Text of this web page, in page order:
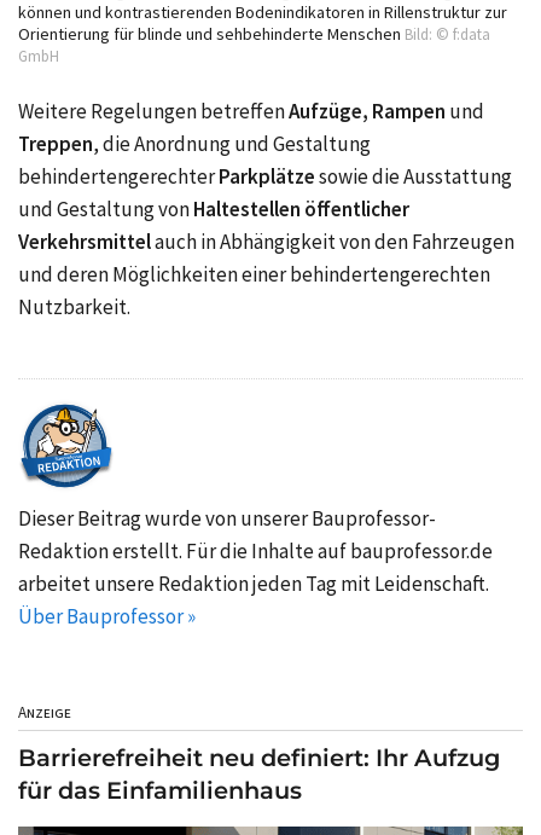
können und kontrastierenden Bodenindikatoren in Rillenstruktur zur
Orientierung für blinde und sehbehinderte Menschen Bild: © f:data
GmbH
Weitere Regelungen betreffenAufzüge, Rampen und
Treppen, die Anordnung und Gestaltung
behindertengerechterParkplätzesowie die Ausstattung
und Gestaltung vonHaltestellen öffentlicher
Verkehrsmittelauch in Abhängigkeit von den Fahrzeugen
und deren Möglichkeiten einer behindertengerechten
Nutzbarkeit.
Dieser Beitrag wurde von unserer Bauprofessor-
Redaktion erstellt. Für die Inhalte auf bauprofessor.de
arbeitet unsere Redaktion jeden Tag mit Leidenschaft.
Über Bauprofessor »
Anzeige
Barrierefreiheit neu definiert: Ihr Aufzug
für das Einfamilienhaus